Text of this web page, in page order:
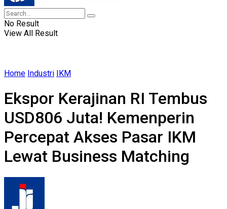
No Result
View All Result
Home Industri IKM
Ekspor Kerajinan RI Tembus
USD806 Juta! Kemenperin
Percepat Akses Pasar IKM
Lewat Business Matching